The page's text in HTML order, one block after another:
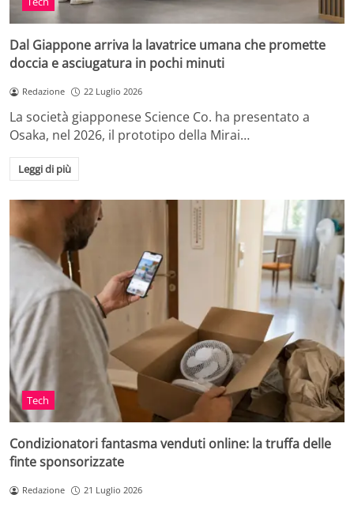
Dal Giappone arriva la lavatrice umana che promette
doccia e asciugatura in pochi minuti
Redazione 22 Luglio 2026
La società giapponese Science Co. ha presentato a
Osaka, nel 2026, il prototipo della Mirai…
Leggi di più
Tech
Condizionatori fantasma venduti online: la truffa delle
finte sponsorizzate
Redazione 21 Luglio 2026